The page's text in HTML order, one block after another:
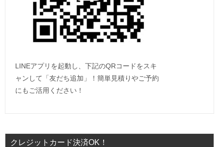
LINEアプリを起動し、下記のQRコードをスキ
ャンして「友だち追加」！簡単見積りやご予約
にもご活用ください！
クレジットカード決済OK！